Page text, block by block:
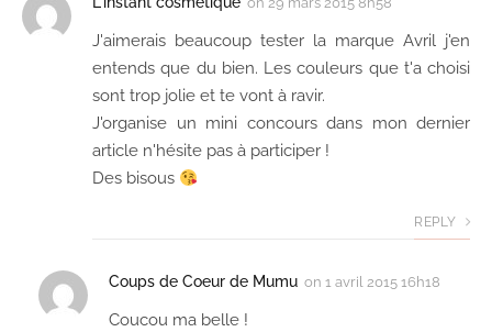
J'aimerais beaucoup tester la marque Avril j'en
entends que du bien. Les couleurs que t'a choisi
sont trop jolie et te vont à ravir.
J'organise un mini concours dans mon dernier
article n'hésite pas à participer !
Des bisous
REPLY
Coups de Coeur de Mumu on 1 avril 2015 16h18
Coucou ma belle !